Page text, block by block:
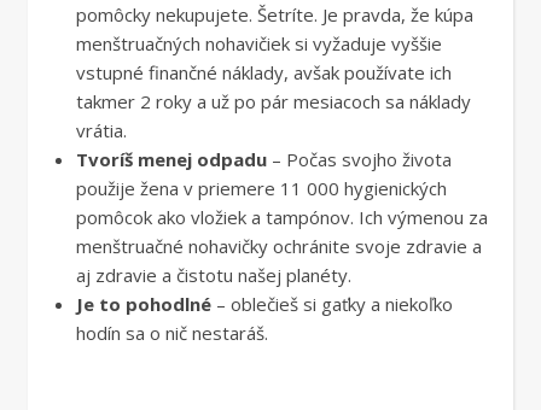
pomôcky nekupujete. Šetríte. Je pravda, že kúpa
menštruačných nohavičiek si vyžaduje vyššie
vstupné finančné náklady, avšak používate ich
takmer 2 roky a už po pár mesiacoch sa náklady
vrátia.
Tvoríš menej odpadu – Počas svojho života
použije žena v priemere 11 000 hygienických
pomôcok ako vložiek a tampónov. Ich výmenou za
menštruačné nohavičky ochránite svoje zdravie a
aj zdravie a čistotu našej planéty.
Je to pohodlné – oblečieš si gaťky a niekoľko
hodín sa o nič nestaráš.